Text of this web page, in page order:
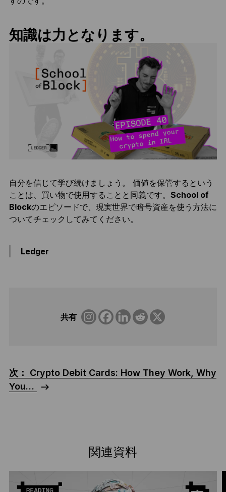
知識は力となります。
自分を信じて学び続けましょう。 価値を保管するという
ことは、買い物で使用することと同義です。 School of
Blockのエピソードで、現実世界で暗号資産を使う方法に
ついてチェックしてみてください。
Ledger
共有
次： Crypto Debit Cards: How They Work, Why
You…
関連資料